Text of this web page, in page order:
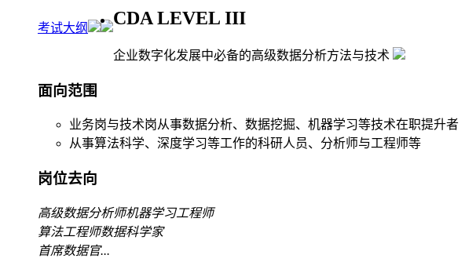
考试大纲 CDA LEVEL III
企业数字化发展中必备的高级数据分析方法与技术
面向范围
业务岗与技术岗从事数据分析、数据挖掘、机器学习等技术在职提升者
从事算法科学、深度学习等工作的科研人员、分析师与工程师等
岗位去向
高级数据分析师机器学习工程师
算法工程师数据科学家
首席数据官...